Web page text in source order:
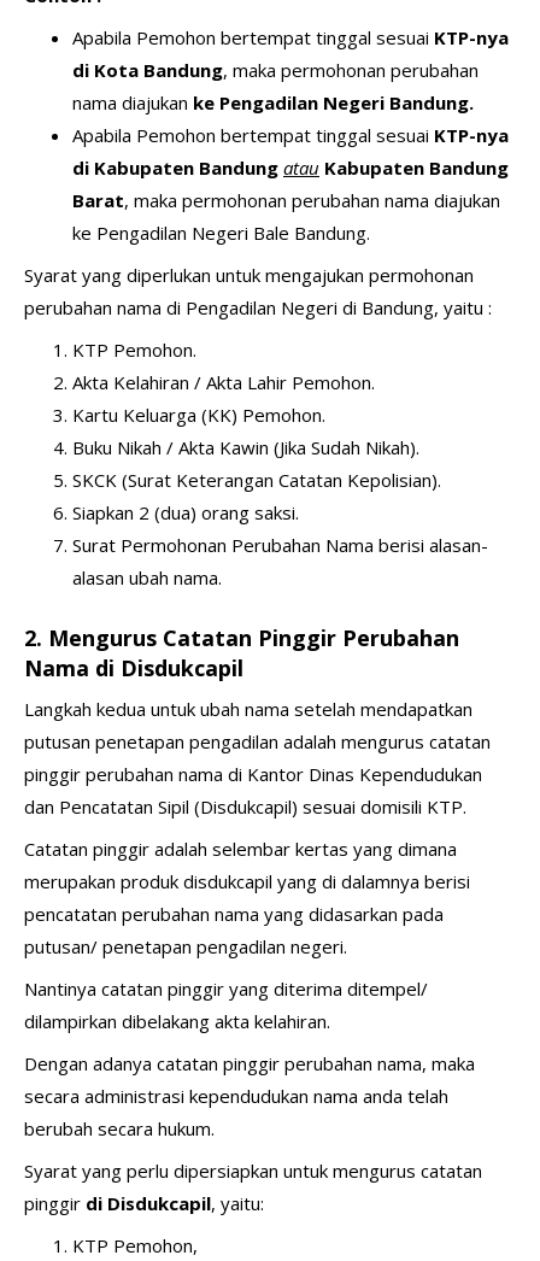
Apabila Pemohon bertempat tinggal sesuai KTP-nya
di Kota Bandung, maka permohonan perubahan
nama diajukan ke Pengadilan Negeri Bandung.
Apabila Pemohon bertempat tinggal sesuai KTP-nya
di Kabupaten Bandung atau Kabupaten Bandung
Barat, maka permohonan perubahan nama diajukan
ke Pengadilan Negeri Bale Bandung.
Syarat yang diperlukan untuk mengajukan permohonan
perubahan nama di Pengadilan Negeri di Bandung, yaitu :
KTP Pemohon.
Akta Kelahiran / Akta Lahir Pemohon.
Kartu Keluarga (KK) Pemohon.
Buku Nikah / Akta Kawin (Jika Sudah Nikah).
SKCK (Surat Keterangan Catatan Kepolisian).
Siapkan 2 (dua) orang saksi.
Surat Permohonan Perubahan Nama berisi alasan-
alasan ubah nama.
2. Mengurus Catatan Pinggir Perubahan
Nama di Disdukcapil
Langkah kedua untuk ubah nama setelah mendapatkan
putusan penetapan pengadilan adalah mengurus catatan
pinggir perubahan nama di Kantor Dinas Kependudukan
dan Pencatatan Sipil (Disdukcapil) sesuai domisili KTP.
Catatan pinggir adalah selembar kertas yang dimana
merupakan produk disdukcapil yang di dalamnya berisi
pencatatan perubahan nama yang didasarkan pada
putusan/ penetapan pengadilan negeri.
Nantinya catatan pinggir yang diterima ditempel/
dilampirkan dibelakang akta kelahiran.
Dengan adanya catatan pinggir perubahan nama, maka
secara administrasi kependudukan nama anda telah
berubah secara hukum.
Syarat yang perlu dipersiapkan untuk mengurus catatan
pinggir di Disdukcapil, yaitu:
KTP Pemohon,